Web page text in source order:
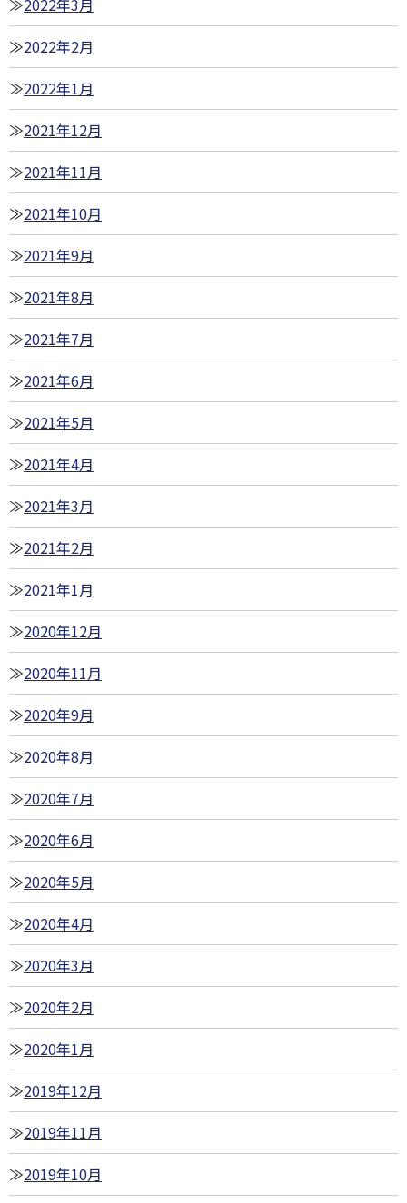
2022年2月
2022年1月
2021年12月
2021年11月
2021年10月
2021年9月
2021年8月
2021年7月
2021年6月
2021年5月
2021年4月
2021年3月
2021年2月
2021年1月
2020年12月
2020年11月
2020年9月
2020年8月
2020年7月
2020年6月
2020年5月
2020年4月
2020年3月
2020年2月
2020年1月
2019年12月
2019年11月
2019年10月